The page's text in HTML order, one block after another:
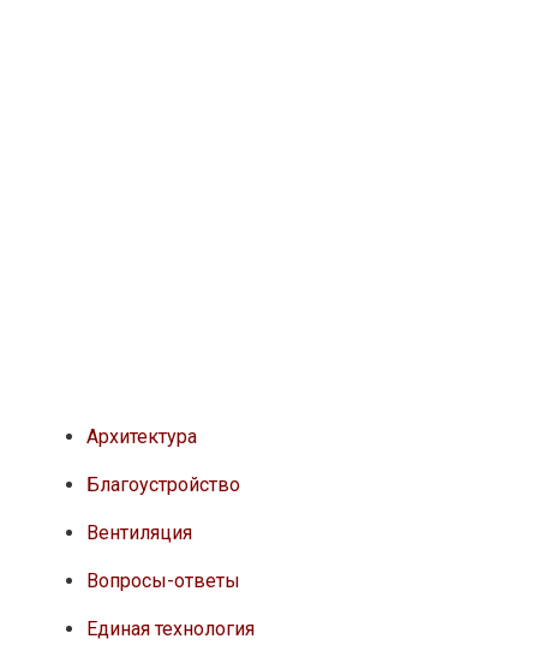
Архитектура
Благоустройство
Вентиляция
Вопросы-ответы
Единая технология